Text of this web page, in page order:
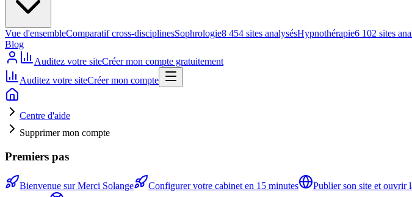
Vue d'ensembleComparatif cross-disciplinesSophrologie8 454 sites analysésHypnothérapie6 102 sites
Blog
Auditez votre siteCréer mon compte gratuitement
Auditez votre siteCréer mon compte
Centre d'aide
Supprimer mon compte
Premiers pas
Bienvenue sur Merci Solange Configurer votre cabinet en 15 minutes Publier son site et ouvrir